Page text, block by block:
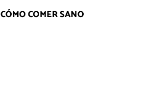
CÓMO COMER SANO